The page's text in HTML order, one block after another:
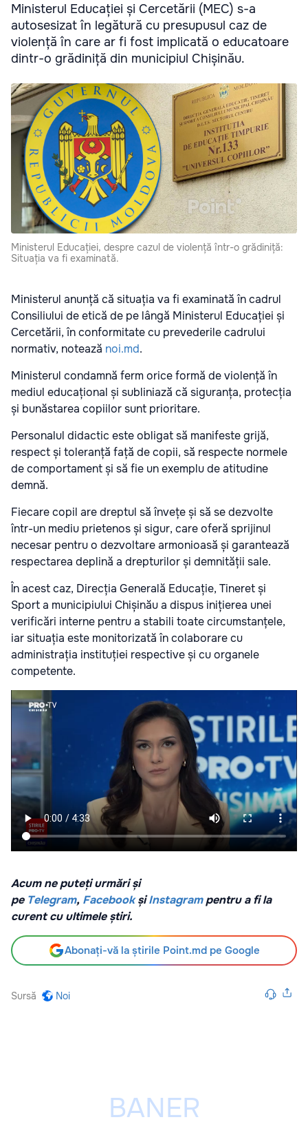
Ministerul Educației și Cercetării (MEC) s-a
autosesizat în legătură cu presupusul caz de
violență în care ar fi fost implicată o educatoare
dintr-o grădiniță din municipiul Chișinău.
Ministerul Educației, despre cazul de violență într-o grădiniță:
Situația va fi examinată.
Ministerul anunță că situația va fi examinată în cadrul
Consiliului de etică de pe lângă Ministerul Educației și
Cercetării, în conformitate cu prevederile cadrului
normativ, notează noi.md.
Ministerul condamnă ferm orice formă de violență în
mediul educațional și subliniază că siguranța, protecția
și bunăstarea copiilor sunt prioritare.
Personalul didactic este obligat să manifeste grijă,
respect și toleranță față de copii, să respecte normele
de comportament și să fie un exemplu de atitudine
demnă.
Fiecare copil are dreptul să învețe și să se dezvolte
într-un mediu prietenos și sigur, care oferă sprijinul
necesar pentru o dezvoltare armonioasă și garantează
respectarea deplină a drepturilor și demnității sale.
În acest caz, Direcția Generală Educație, Tineret și
Sport a municipiului Chișinău a dispus inițierea unei
verificări interne pentru a stabili toate circumstanțele,
iar situația este monitorizată în colaborare cu
administrația instituției respective și cu organele
competente.
Acum ne puteți urmări și
pe Telegram, Facebook șiInstagrampentru a fi la
curent cu ultimele știri.
Abonați-vă la știrile Point.md pe Google
Sursă Noi